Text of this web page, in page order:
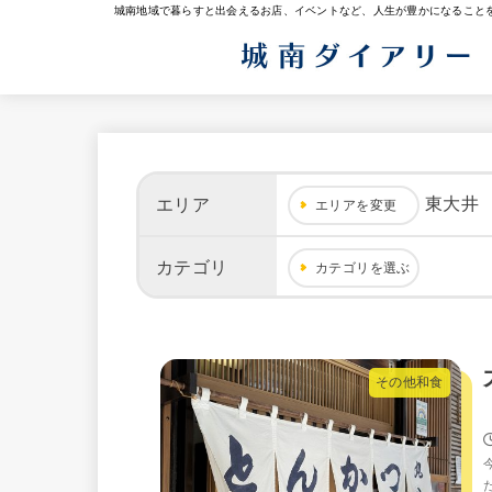
城南地域で暮らすと出会えるお店、イベントなど、人生が豊かになること
エリア エリアを変更 東大井
カテゴリ カテゴリを選ぶ
その他和食